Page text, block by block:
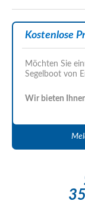
Kostenlose
Möchten Sie
Segelboot von
Wir bieten